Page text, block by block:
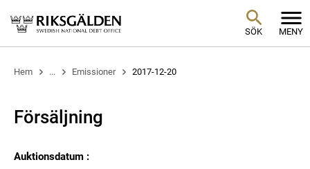
SÖK MENY
Hem ... Emissioner 2017-12-20
Försäljning
Auktionsdatum :